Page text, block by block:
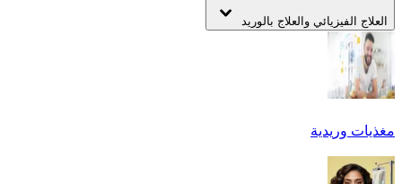
العلاج الفيزيائي والعلاج بالوريد
مغذيات وريدية